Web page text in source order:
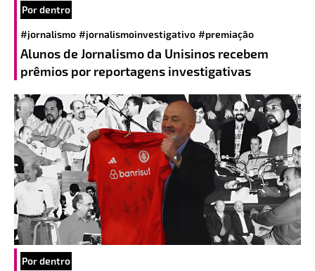
Por dentro
#jornalismo #jornalismoinvestigativo #premiação
Alunos de Jornalismo da Unisinos recebem
prêmios por reportagens investigativas
Por dentro